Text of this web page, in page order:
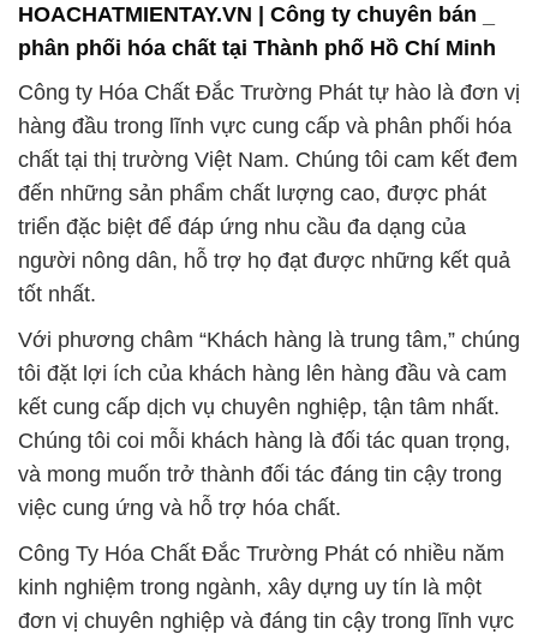
HOACHATMIENTAY.VN | Công ty chuyên bán _
phân phối hóa chất tại Thành phố Hồ Chí Minh
Công ty Hóa Chất Đắc Trường Phát tự hào là đơn vị
hàng đầu trong lĩnh vực cung cấp và phân phối hóa
chất tại thị trường Việt Nam. Chúng tôi cam kết đem
đến những sản phẩm chất lượng cao, được phát
triển đặc biệt để đáp ứng nhu cầu đa dạng của
người nông dân, hỗ trợ họ đạt được những kết quả
tốt nhất.
Với phương châm “Khách hàng là trung tâm,” chúng
tôi đặt lợi ích của khách hàng lên hàng đầu và cam
kết cung cấp dịch vụ chuyên nghiệp, tận tâm nhất.
Chúng tôi coi mỗi khách hàng là đối tác quan trọng,
và mong muốn trở thành đối tác đáng tin cậy trong
việc cung ứng và hỗ trợ hóa chất.
Công Ty Hóa Chất Đắc Trường Phát có nhiều năm
kinh nghiệm trong ngành, xây dựng uy tín là một
đơn vị chuyên nghiệp và đáng tin cậy trong lĩnh vực